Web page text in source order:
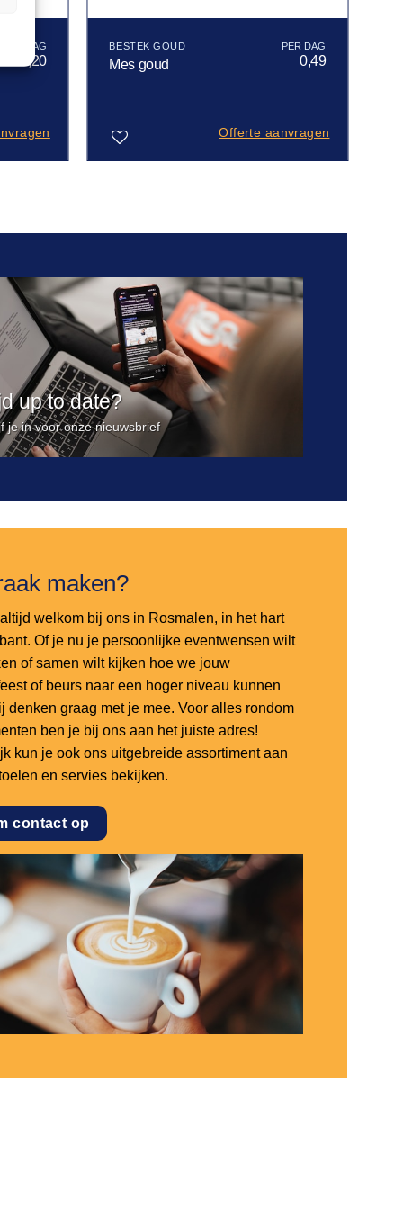
6,20
BESTEK GOUD
Mes goud 0,49
Offerte aanvragen
up to date?
je in voor onze nieuwsbrief
maken?
welkom bij ons in Rosmalen, in het hart
Of je nu je persoonlijke eventwensen wilt
of samen wilt kijken hoe we jouw
of beurs naar een hoger niveau kunnen
denken graag met je mee. Voor alles rondom
ben je bij ons aan het juiste adres!
kun je ook ons uitgebreide assortiment aan
en servies bekijken.
contact op